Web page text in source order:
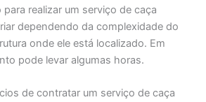
realizar um serviço de caça
dependendo da complexidade do
onde ele está localizado. Em
pode levar algumas horas.
de contratar um serviço de caça